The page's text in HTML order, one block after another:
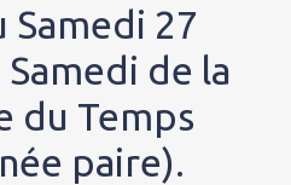
Samedi 27
de la
du Temps
paire).